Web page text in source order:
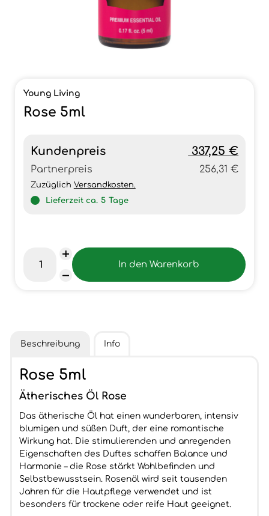
Young Living
Rose 5ml
Kundenpreis 337,25 €
Partnerpreis 256,31 €
Zuzüglich Versandkosten.
Lieferzeit ca. 5 Tage
Beschreibung Info
Rose 5ml
Ätherisches Öl Rose
Das ätherische Öl hat einen wunderbaren, intensiv
blumigen und süßen Duft, der eine romantische
Wirkung hat. Die stimulierenden und anregenden
Eigenschaften des Duftes schaffen Balance und
Harmonie – die Rose stärkt Wohlbefinden und
Selbstbewusstsein. Rosenöl wird seit tausenden
Jahren für die Hautpflege verwendet und ist
besonders für trockene oder reife Haut geeignet.